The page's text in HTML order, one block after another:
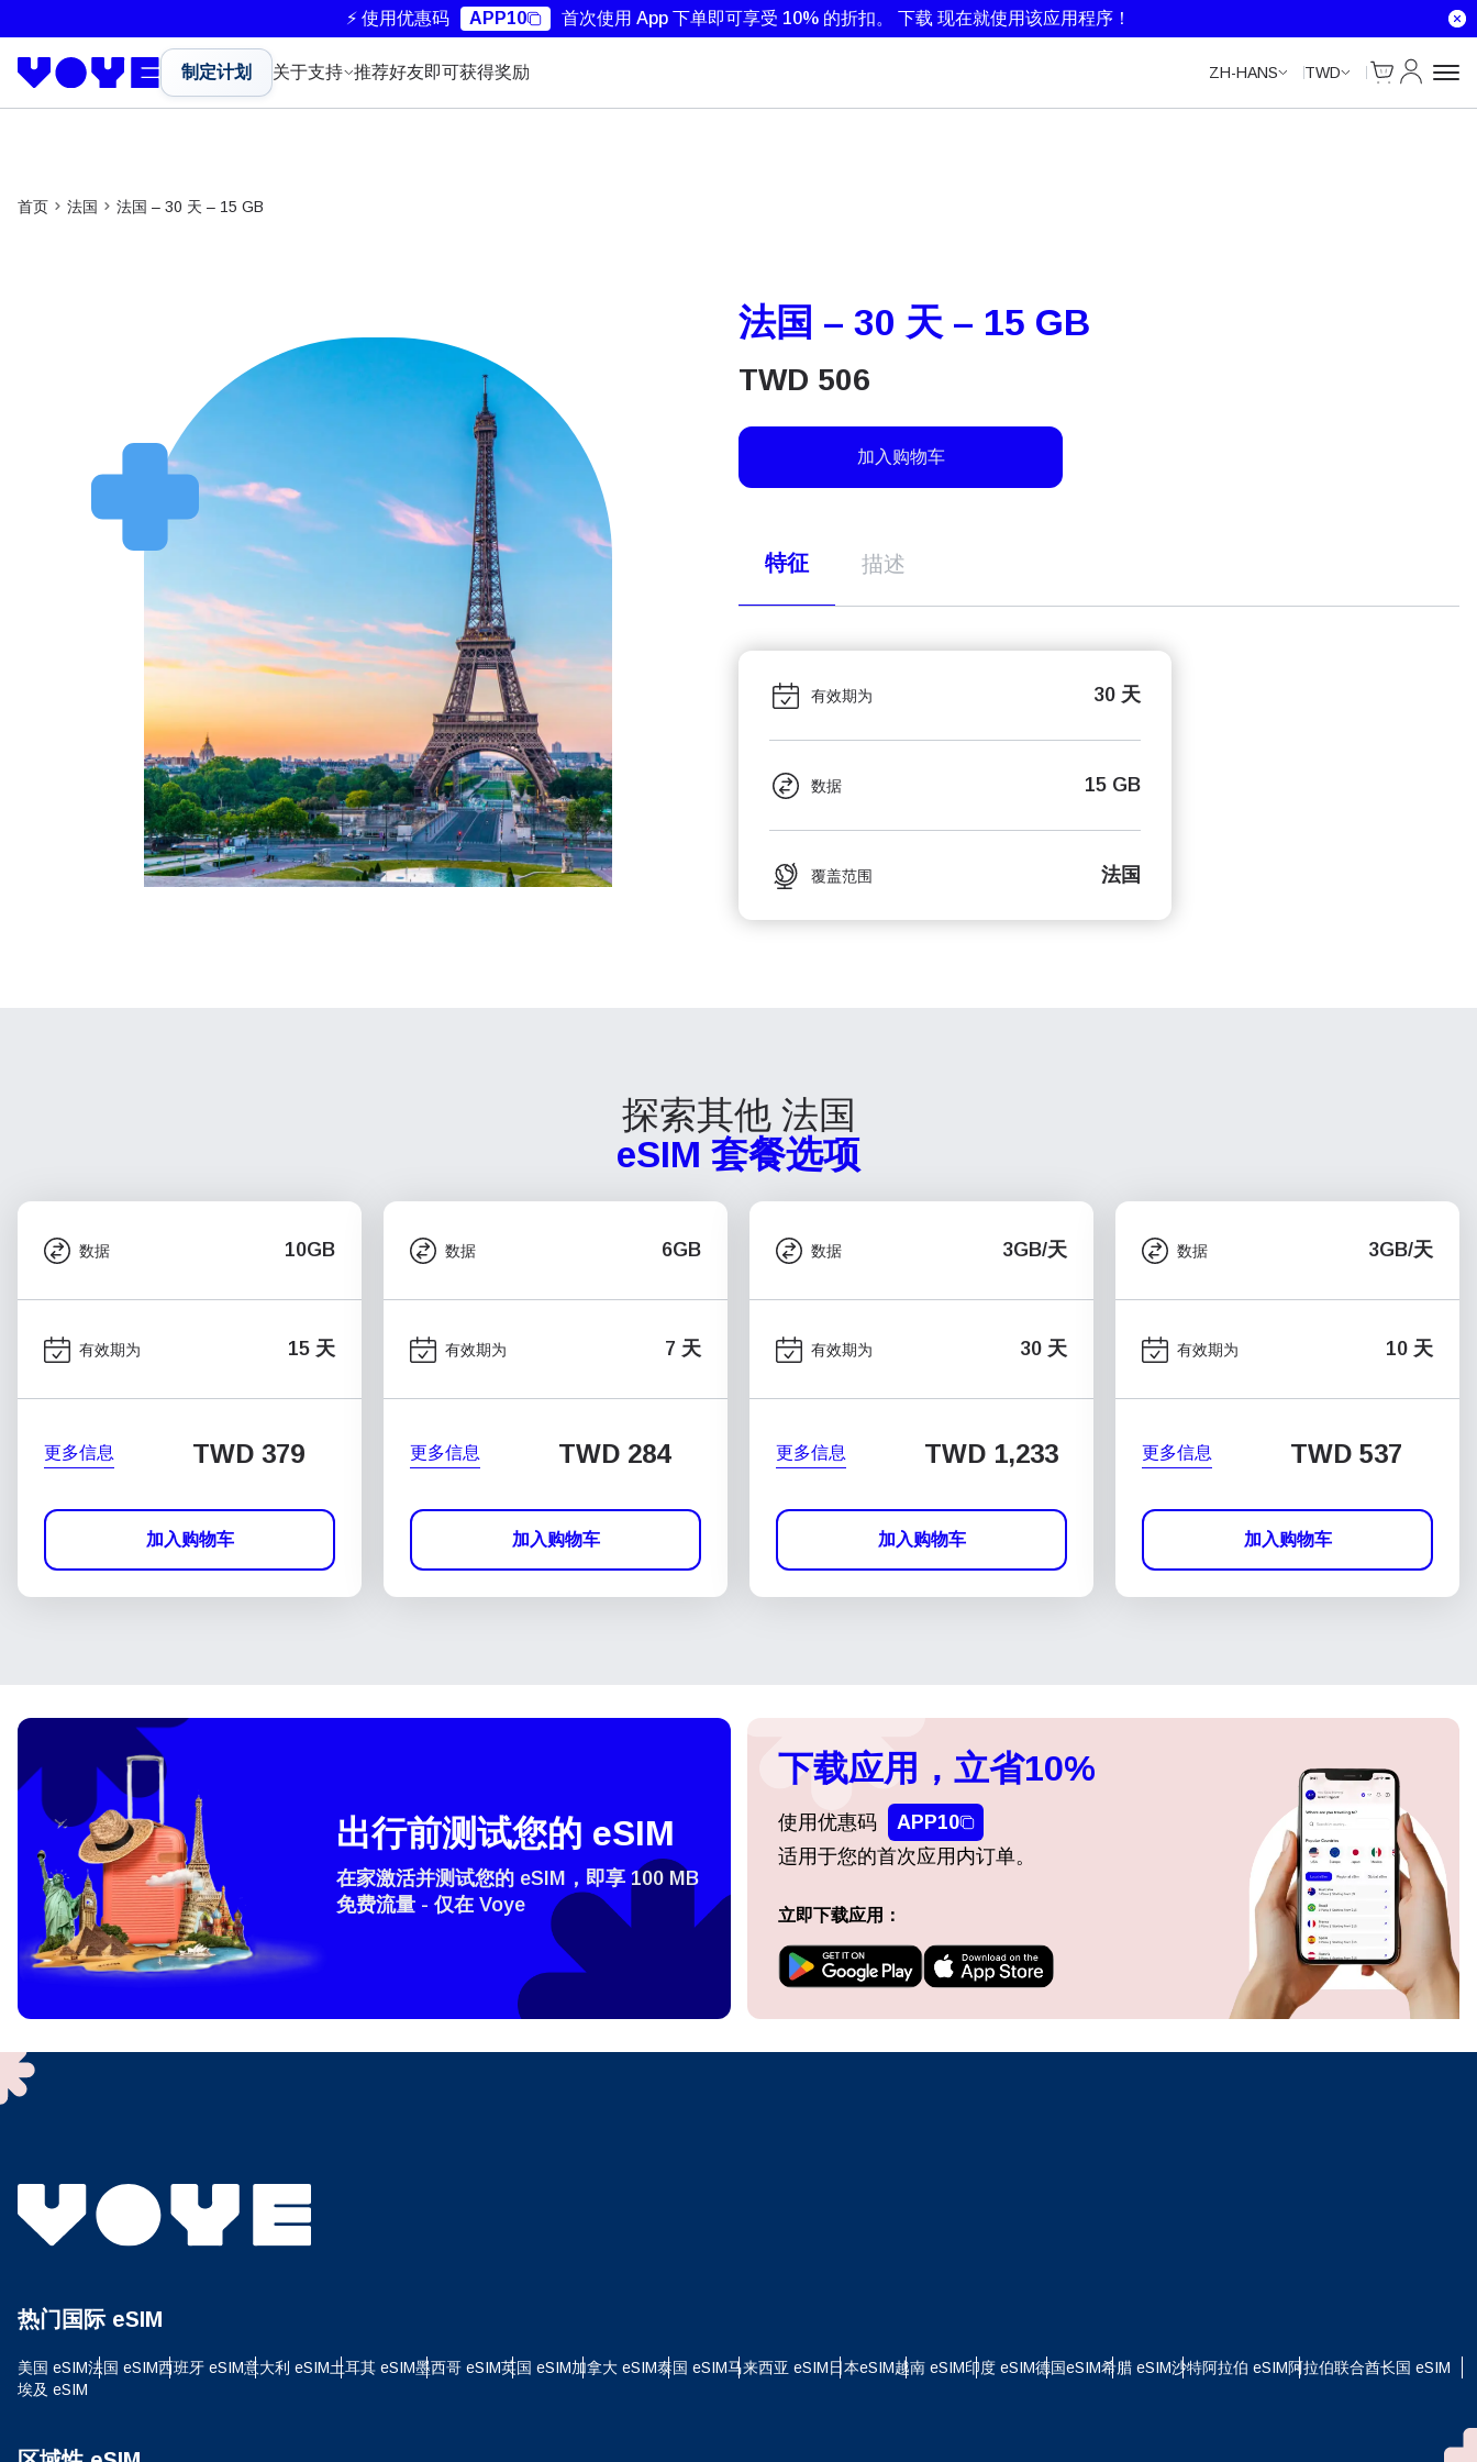
⚡ 使用优惠码 APP10 首次使用 App 下单即可享受 10% 的折扣。 下载 现在就使用该应用程序！
制定计划 关于支持 推荐好友即可获得奖励 ZH-HANS TWD
Cart
我的账户
首页 法国 法国 – 30 天 – 15 GB
法国 – 30 天 – 15 GB
TWD 506
加入购物车
特征 描述
有效期为 30 天
数据 15 GB
覆盖范围 法国
探索其他 法国
eSIM 套餐选项
数据 10GB
有效期为 15 天
更多信息 TWD 379
加入购物车
数据 6GB
有效期为 7 天
更多信息 TWD 284
加入购物车
数据 3GB/天
有效期为 30 天
更多信息 TWD 1,233
加入购物车
数据 3GB/天
有效期为 10 天
更多信息 TWD 537
加入购物车
How do I get my eSim?
To get your eSIM, start by checking if your device supports eSIM
They will provide you with a QR code or activation details that you can scan
出行前测试您的 eSIM
在家激活并测试您的 eSIM，即享 100 MB
免费流量 - 仅在 Voye
下载应用，立省10%
使用优惠码
APP10
适用于您的首次应用内订单。
立即下载应用：
热门国际 eSIM
美国 eSIM法国 eSIM西班牙 eSIM意大利 eSIM土耳其 eSIM墨西哥 eSIM英国 eSIM加拿大 eSIM泰国 eSIM马来西亚 eSIM日本eSIM越南 eSIM印度 eSIM德国eSIM希腊 eSIM沙特阿拉伯 eSIM阿拉伯联合酋长国 eSIM
埃及 eSIM
登录或注册